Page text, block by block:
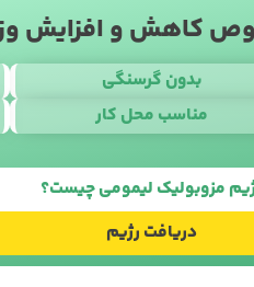
کاهش و افزایش
بدون گرسنگی
مناسب محل کار
مزوبولیک لیمومی چیست؟
دریافت رژیم